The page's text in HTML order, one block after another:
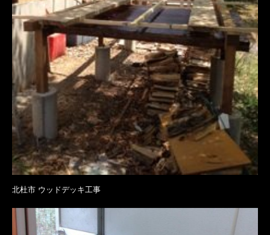
北杜市 ウッドデッキ工事